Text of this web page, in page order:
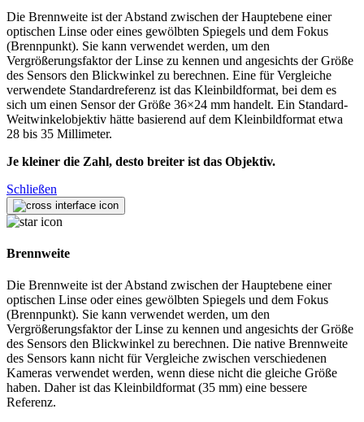
Die Brennweite ist der Abstand zwischen der Hauptebene einer
optischen Linse oder eines gewölbten Spiegels und dem Fokus
(Brennpunkt). Sie kann verwendet werden, um den
Vergrößerungsfaktor der Linse zu kennen und angesichts der Größe
des Sensors den Blickwinkel zu berechnen. Eine für Vergleiche
verwendete Standardreferenz ist das Kleinbildformat, bei dem es
sich um einen Sensor der Größe 36×24 mm handelt. Ein Standard-
Weitwinkelobjektiv hätte basierend auf dem Kleinbildformat etwa
28 bis 35 Millimeter.
Je kleiner die Zahl, desto breiter ist das Objektiv.
Schließen
Brennweite
Die Brennweite ist der Abstand zwischen der Hauptebene einer
optischen Linse oder eines gewölbten Spiegels und dem Fokus
(Brennpunkt). Sie kann verwendet werden, um den
Vergrößerungsfaktor der Linse zu kennen und angesichts der Größe
des Sensors den Blickwinkel zu berechnen. Die native Brennweite
des Sensors kann nicht für Vergleiche zwischen verschiedenen
Kameras verwendet werden, wenn diese nicht die gleiche Größe
haben. Daher ist das Kleinbildformat (35 mm) eine bessere
Referenz.